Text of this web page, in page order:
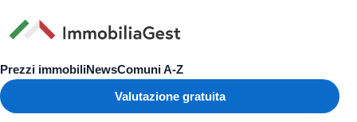
Prezzi immobiliNewsComuni A-Z
Valutazione gratuita